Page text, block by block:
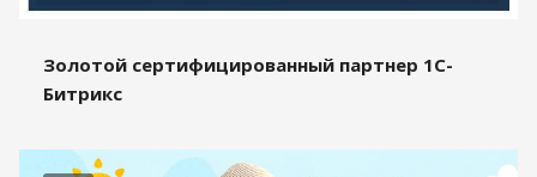
Золотой сертифицированный партнер 1С-
Битрикс